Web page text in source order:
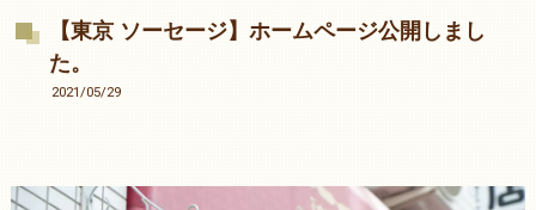
【東京 ソーセージ】ホームページ公開しまし
た。
2021/05/29